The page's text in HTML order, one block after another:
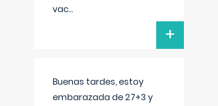
vac...
+
Buenas tardes, estoy
embarazada de 27+3 y